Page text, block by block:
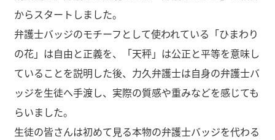
からスタートしました。
弁護士バッジのモチーフとして使われている「ひまわり
の花」は自由と正義を、「天秤」は公正と平等を意味し
ていることを説明した後、力久弁護士は自身の弁護士バ
ッジを生徒へ手渡し、実際の質感や重みなどを感じても
らいました。
生徒の皆さんは初めて見る本物の弁護士バッジを代わる